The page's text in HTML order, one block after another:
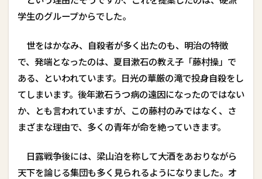
学生のグループからでした。
世をはかなみ、自殺者が多く出たのも、明治の特徴
で、発端となったのは、夏目漱石の教え子「藤村操」で
ある、といわれています。日光の華厳の滝で投身自殺をし
てしまいます。後年漱石うつ病の遠因になったのではない
か、とも言われていますが、この藤村のみではなく、さ
まざまな理由で、多くの青年が命を絶っていきます。
日露戦争後には、梁山泊を称して大酒をあおりながら
天下を論じる集団も多く見られるようになりました。オ